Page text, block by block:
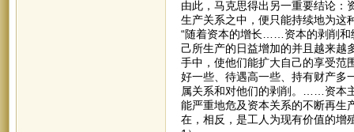
由此，马克思得出另一重要结论：
生产关系之中，便只能持续地为这
“随着资本的增长……资本的剥削和
己所生产的日益增加的并且越来越
手中，使他们能扩大自己的享受范
好一些、待遇高一些、持有财产多
属关系和对他们的剥削。……资本
能严重地危及资本关系的不断再生
在，相反，是工人为现有价值的增